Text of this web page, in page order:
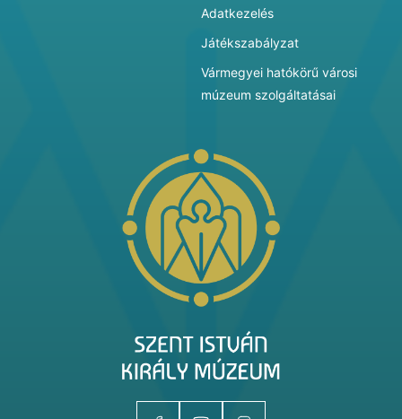
Adatkezelés
Játékszabályzat
Vármegyei hatókörű városi
múzeum szolgáltatásai